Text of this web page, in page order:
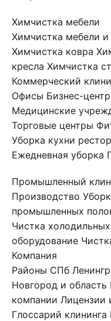
Химчистка мебели
Химчистка мебели и
Химчистка ковра
кресла Химчистка
Коммерческий
Офисы Бизнес-
Медицинские
Торговые центры
Уборка кухни
Ежедневная уборка
Промышленный
Производство
промышленных
Чистка
оборудование
Компания
Районы СПб
Новгород и область
компании Лицензии
Глоссарий клининга